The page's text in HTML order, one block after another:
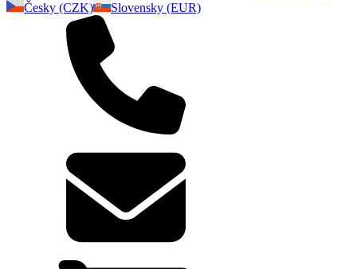
Česky (CZK)
Slovensky (EUR)